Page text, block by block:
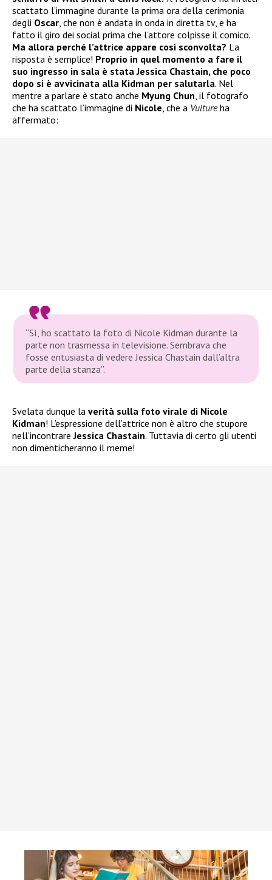
scattato l’immagine durante la prima ora della cerimonia
degli Oscar, che non è andata in onda in diretta tv, e ha
fatto il giro dei social prima che l’attore colpisse il comico.
Ma allora perché l’attrice appare così sconvolta? La
risposta è semplice! Proprio in quel momento a fare il
suo ingresso in sala è stata Jessica Chastain, che poco
dopo si è avvicinata alla Kidman per salutarla. Nel
mentre a parlare è stato anche Myung Chun, il fotografo
che ha scattato l’immagine di Nicole, che a Vultureha
affermato:
“Sì, ho scattato la foto di Nicole Kidman durante la
parte non trasmessa in televisione. Sembrava che
fosse entusiasta di vedere Jessica Chastain dall’altra
parte della stanza”.
Svelata dunque la verità sulla foto virale di Nicole
Kidman! L’espressione dell’attrice non è altro che stupore
nell’incontrareJessica Chastain. Tuttavia di certo gli utenti
non dimenticheranno il meme!